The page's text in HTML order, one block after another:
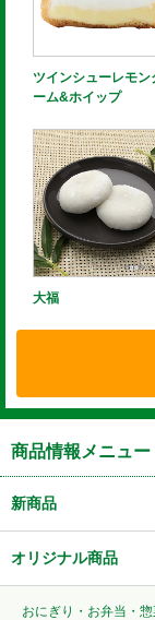
ツインシューレモン
ーム&ホイップ
大福
商品情報メニュー
新商品
オリジナル商品
おにぎり・お弁当・